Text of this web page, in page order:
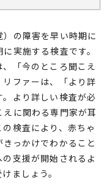
の障害を早い時期に
実施する検査です。
「今のところ聞こえ
ファーは、「より詳
より詳しい検査が必
に関わる専門家が耳
検査により、赤ちゃ
っかけでわかること
支援が開始されるよ
ましょう。